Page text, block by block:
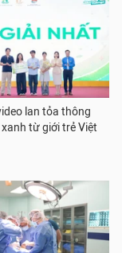
lan tỏa thông
từ giới trẻ Việt